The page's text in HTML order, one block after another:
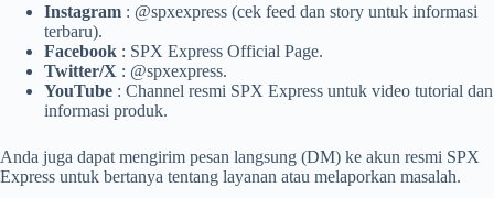
Instagram : @spxexpress (cek feed dan story untuk informasi
terbaru).
Facebook : SPX Express Official Page.
Twitter/X : @spxexpress.
YouTube : Channel resmi SPX Express untuk video tutorial dan
informasi produk.
Anda juga dapat mengirim pesan langsung (DM) ke akun resmi SPX
Express untuk bertanya tentang layanan atau melaporkan masalah.